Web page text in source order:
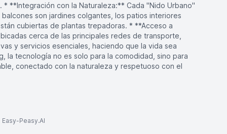
* **Integración con la Naturaleza:** Cada "Nido Urbano"
son jardines colgantes, los patios interiores
cubiertas de plantas trepadoras. * **Acceso a
cerca de las principales redes de transporte,
y servicios esenciales, haciendo que la vida sea
la tecnología no es solo para la comodidad, sino para
conectado con la naturaleza y respetuoso con el
Peasy.AI